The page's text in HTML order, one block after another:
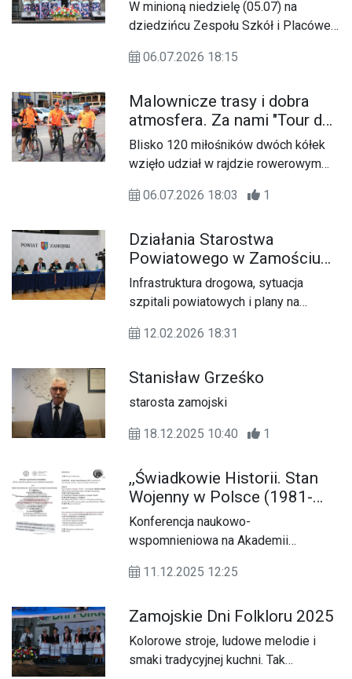
W minioną niedzielę (05.07) na
dziedzińcu Zespołu Szkół i Placówek
się XXVII edycja Zamojskich Dni
06.07.2026 18:15
Malownicze trasy i dobra
atmosfera. Za nami "Tour de
Roztocze 2026"
Blisko 120 miłośników dwóch kółek
wzięło udział w rajdzie rowerowym
niedzielę (05.07), odbył się na terenie
połączyło aktywny wypoczynek z
promocją walorów turystycznych
regionu.
06.07.2026 18:03 1
Działania Starostwa
Powiatowego w Zamościu
2025-2026
Infrastruktura drogowa, sytuacja
szpitali powiatowych i plany na
konferencji prasowej władz powiatu
czwartek (12.02), w sali
konferencyjnej Lubelskiego Urzędu
Zamościu.
12.02.2026 18:31
Stanisław Grześko
starosta zamojski
18.12.2025 10:40 1
,,Świadkowie Historii. Stan
Wojenny w Polsce (1981-
1983)"
Konferencja naukowo-
wspomnieniowa na Akademii
11.12.2025 12:25
Zamojskie Dni Folkloru 2025
Kolorowe stroje, ludowe melodie i
smaki tradycyjnej kuchni. Tak